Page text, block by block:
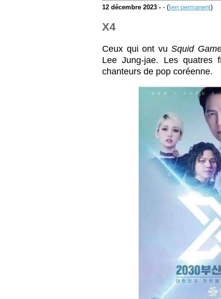
12 décembre 2023 - - ( lien permanent)
X4
Ceux qui ont vu Squid
Lee Jung-jae. Les quatres
chanteurs de pop coréenne.